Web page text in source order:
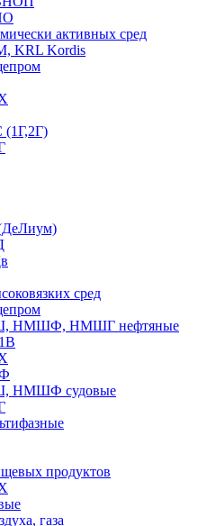
активных сред
KRL Kordis
сред
НМШФ, НМШГ нефтяные
НМШФ судовые
продуктов
газа